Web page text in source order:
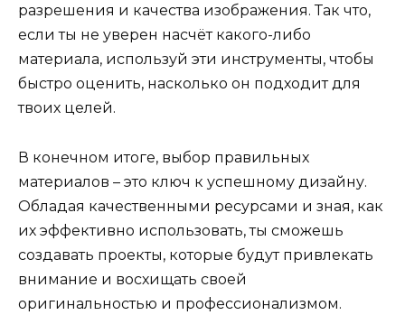
разрешения и качества изображения. Так что,
если ты не уверен насчёт какого-либо
материала, используй эти инструменты, чтобы
быстро оценить, насколько он подходит для
твоих целей.
В конечном итоге, выбор правильных
материалов – это ключ к успешному дизайну.
Обладая качественными ресурсами и зная, как
их эффективно использовать, ты сможешь
создавать проекты, которые будут привлекать
внимание и восхищать своей
оригинальностью и профессионализмом.